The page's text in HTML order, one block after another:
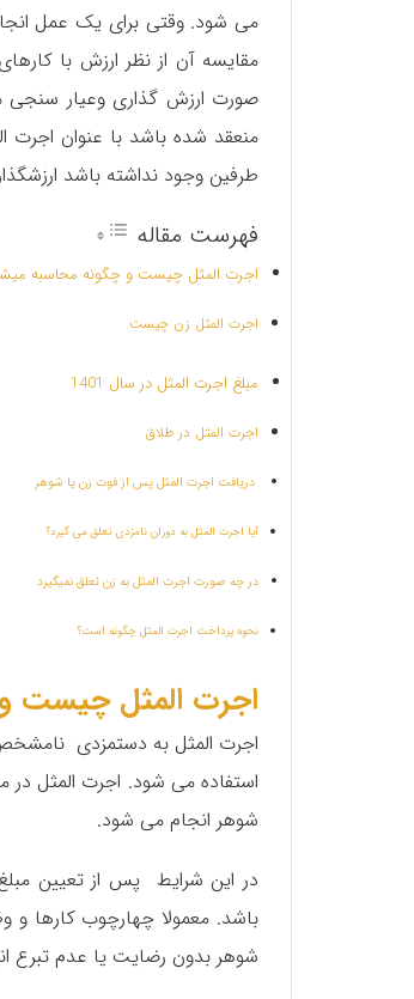
می شود. وقتی برای یک عمل
مقایسه آن از نظر ارزش با
صورت ارزش گذاری و‌عیار سنجی
منعقد شده باشد با عنوان اجرت
طرفین وجود نداشته باشد
فهرست مقاله
اجرت المثل چیست و چگونه محاسبه
اجرت المثل زن چیست
مبلغ اجرت المثل در سال 1401
اجرت المثل در طلاق
دریافت اجرت المثل پس از فوت زن یا شوهر
آیا اجرت المثل به دوران نامزدی تعلق می گیرد؟
در چه صورت اجرت المثل به زن تعلق نمیگیرد
نحوه پرداخت اجرت المثل چگونه است؟
اجرت المثل چیست
اجرت المثل به دستمزدی
استفاده می شود. اجرت المثل
شوهر انجام می شود.
در این شرایط پس از تعیین
باشد. معمولا چهارچوب کارها
شوهر بدون رضایت یا عدم تبرع